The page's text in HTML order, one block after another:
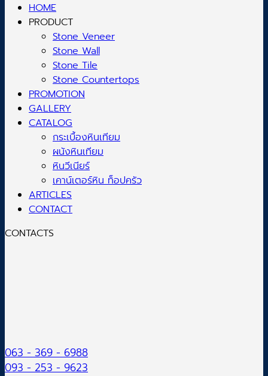
HOME
PRODUCT
Stone Veneer
Stone Wall
Stone Tile
Stone Countertops
PROMOTION
GALLERY
CATALOG
กระเบื้องหินเทียม
ผนังหินเทียม
หินวีเนียร์
เคาน์เตอร์หิน ท็อปครัว
ARTICLES
CONTACT
CONTACTS
063 - 369 - 6988
093 - 253 - 9623